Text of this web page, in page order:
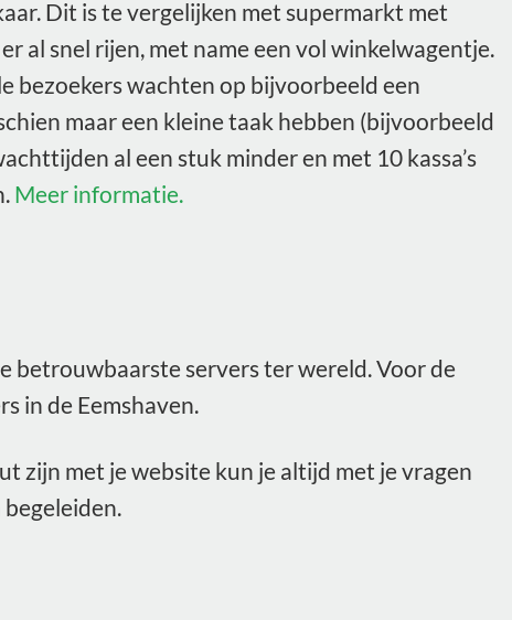
Dit is te vergelijken met supermarkt met
al snel rijen, met name een vol winkelwagentje.
bezoekers wachten op bijvoorbeeld een
maar een kleine taak hebben (bijvoorbeeld
al een stuk minder en met 10 kassa’s
Meer informatie.
betrouwbaarste servers ter wereld. Voor de
in de Eemshaven.
zijn met je website kun je altijd met je vragen